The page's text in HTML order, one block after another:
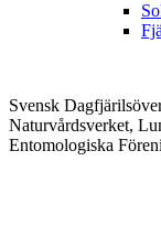
Svensk
Naturvårdsverket,
Entomologiska